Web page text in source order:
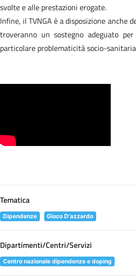
svolte e alle prestazioni erogate.
Infine, il TVNGA è a disposizione anche
troveranno un sostegno adeguato
particolare problematicità socio-
Tematica
Dipendenze Gioco D'azzardo
Dipartimenti/Centri/Servizi
Centro nazionale dipendenze e doping